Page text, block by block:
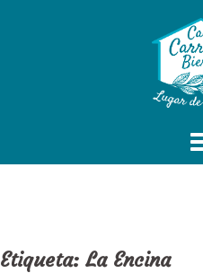
Etiqueta: La Encina